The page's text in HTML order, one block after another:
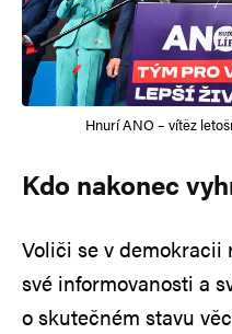
Hnurí ANO – vítěz
Kdo nakonec
Voliči se v
své informovanosti a
o skutečném stavu